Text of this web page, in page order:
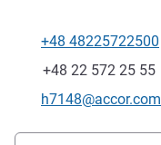
Telefone
+48 48225722500
Fax
+48 22 572 25 55
E-mail de contacto
h7148@accor.com